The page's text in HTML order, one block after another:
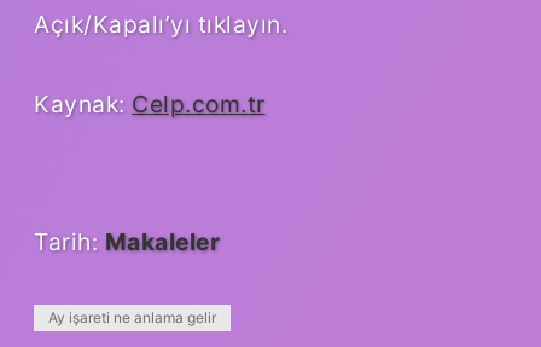
Açık/Kapalı’yı tıklayın.
Kaynak: Celp.com.tr
Tarih: Makaleler
Ay işareti ne anlama gelir